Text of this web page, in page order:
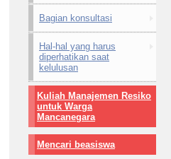
Bagian konsultasi
Hal-hal yang harus
diperhatikan saat
kelulusan
Kuliah Manajemen Resiko
untuk Warga
Mancanegara
Mencari beasiswa